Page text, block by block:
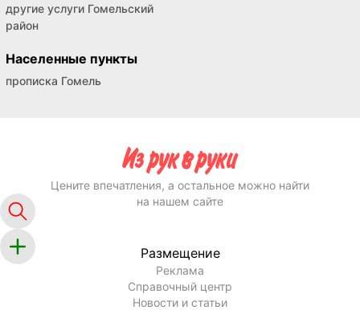
другие услуги Гомельский
район
Населенные пункты
прописка Гомель
Цените впечатления, а остальное можно найти
на нашем сайте
Размещение
Реклама
Справочный центр
Новости и статьи